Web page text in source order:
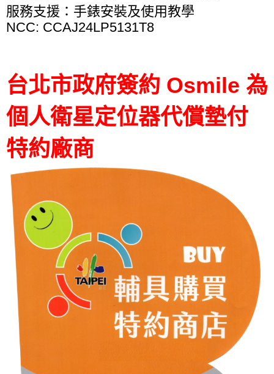
服務支援：手錶安裝及使用教學
NCC: CCAJ24LP5131T8
台北市政府簽約 Osmile 為
個人衛星定位器代償墊付
特約廠商